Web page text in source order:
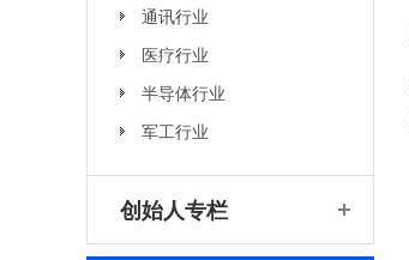
通讯行业
医疗行业
半导体行业
军工行业
创始人专栏